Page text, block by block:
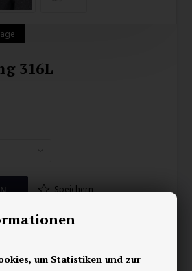
um Statistiken und zur
316L
Speichern